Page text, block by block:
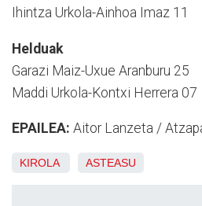
Ihintza Urkola-Ainhoa Imaz 11
Helduak
Garazi Maiz-Uxue Aranburu 25
Maddi Urkola-Kontxi Herrera 07
EPAILEA: Aitor Lanzeta /
KIROLA ASTEASU